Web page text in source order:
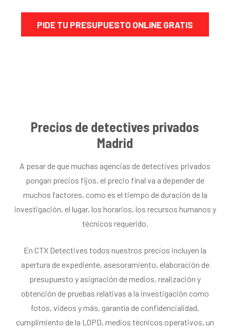
PIDE TU PRESUPUESTO ONLINE GRATIS
Precios de detectives privados
Madrid
A pesar de que muchas agencias de detectives privados
pongan precios fijos, el precio final va a depender de
muchos factores, como es el tiempo de duración de la
investigación, el lugar, los horarios, los recursos humanos y
técnicos requerido.
En CTX Detectives todos nuestros precios incluyen la
apertura de expediente, asesoramiento, elaboración de
presupuesto y asignación de medios, realización y
obtención de pruebas relativas a la investigación como
fotos, videos y más, garantía de confidencialidad,
cumplimiento de la LOPD, medios técnicos operativos, un